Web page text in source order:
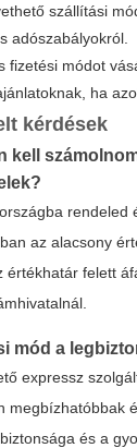
szállítási
adószabályokról.
fizetési módot
ha
kérdések
kell
rendeled
az alacsony
értékhatár felett
mód a
expressz
megbízhatóbbak
és a